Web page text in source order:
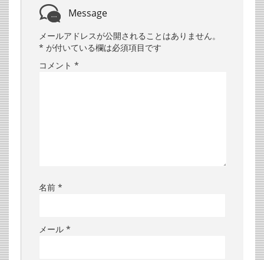
Message
メールアドレスが公開されることはありません。
* が付いている欄は必須項目です
コメント *
名前 *
メール *